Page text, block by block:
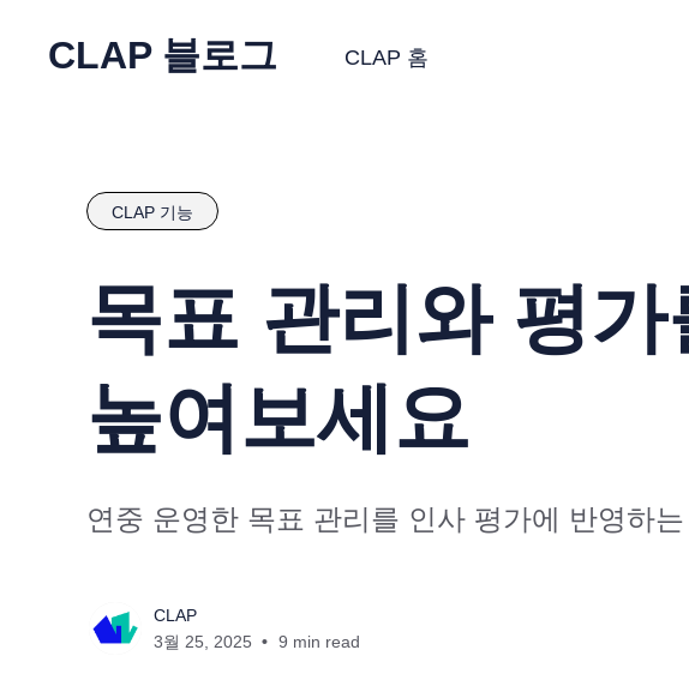
CLAP 블로그 CLAP 홈
CLAP 기능
목표 관리와 평
높여보세요
연중 운영한 목표 관리를 인사 평가에 반영하
CLAP
3월 25, 2025
9 min read